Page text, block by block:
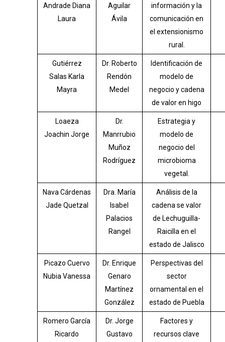
Andrade Diana
Laura
Aguilar
Ávila
información y la
comunicación en
el extensionismo
rural.
Gutiérrez
Salas Karla
Mayra
Dr. Roberto
Rendón
Medel
Identificación de
modelo de
negocio y cadena
de valor en higo
Loaeza
Joachin Jorge
Dr.
Manrrubio
Muñoz
Rodríguez
Estrategia y
modelo de
negocio del
microbioma
vegetal.
Nava Cárdenas
Jade Quetzal
Dra. María
Isabel
Palacios
Rangel
Análisis de la
cadena se valor
de Lechuguilla-
Raicilla en el
estado de Jalisco
Picazo Cuervo
Nubia Vanessa
Dr. Enrique
Genaro
Martínez
González
Perspectivas del
sector
ornamental en el
estado de Puebla
Romero García
Ricardo
Dr. Jorge
Gustavo
Factores y
recursos clave